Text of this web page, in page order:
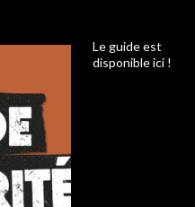
Le guide est
disponible ici !